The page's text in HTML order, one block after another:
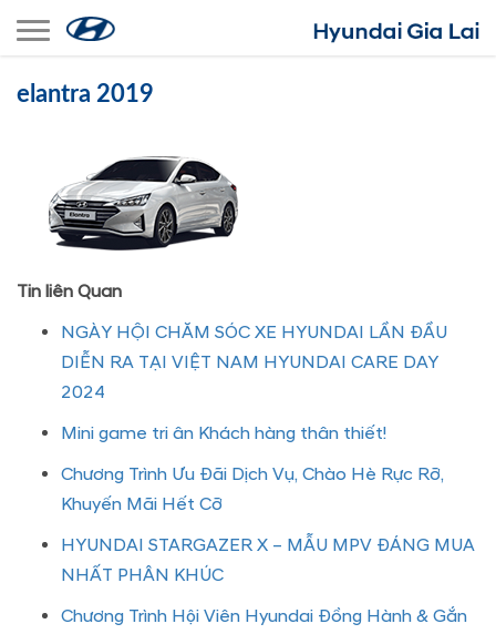
Toggle navigation
elantra 2019
Tin liên Quan
NGÀY HỘI CHĂM SÓC XE HYUNDAI LẦN ĐẦU
DIỄN RA TẠI VIỆT NAM HYUNDAI CARE DAY
2024
Mini game tri ân Khách hàng thân thiết!
Chương Trình Ưu Đãi Dịch Vụ, Chào Hè Rực Rỡ,
Khuyến Mãi Hết Cỡ
HYUNDAI STARGAZER X – MẪU MPV ĐÁNG MUA
NHẤT PHÂN KHÚC
Chương Trình Hội Viên Hyundai Đồng Hành & Gắn